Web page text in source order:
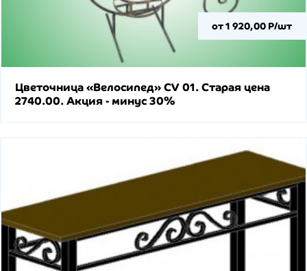
от 1 920,00 Р/шт
Цветочница «Велосипед» CV 01. Старая цена
2740.00. Акция - минус 30%